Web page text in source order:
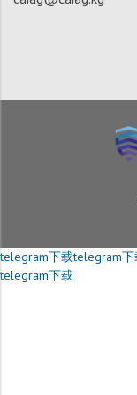
telegram下载telegram下
telegram下载